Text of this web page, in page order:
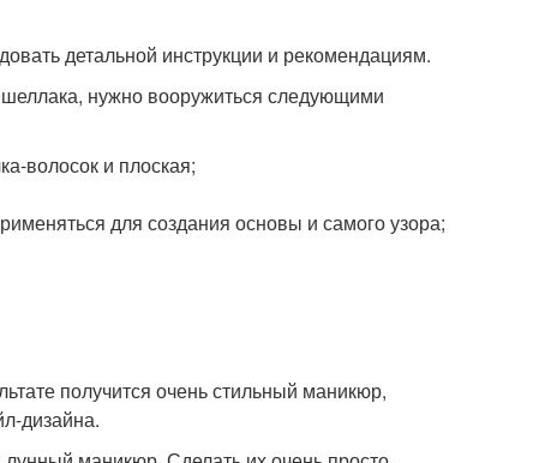
детальной инструкции и рекомендациям.
нужно вооружиться следующими
волосок и плоская;
для создания основы и самого узора;
получится очень стильный маникюр,
дизайна.